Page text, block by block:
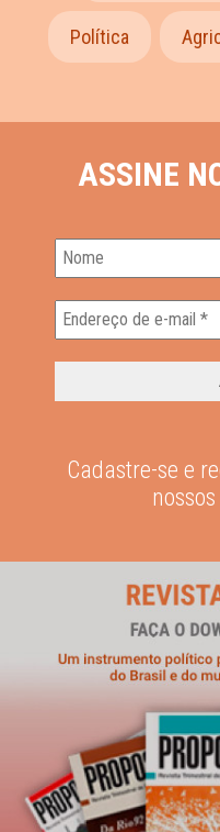
Política
ASSINE
Cadastre-se e